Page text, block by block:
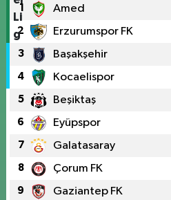
1 Amed
2 Erzurumspor FK
3 Başakşehir
4 Kocaelispor
5 Beşiktaş
6 Eyüpspor
7 Galatasaray
8 Çorum FK
9 Gaziantep FK